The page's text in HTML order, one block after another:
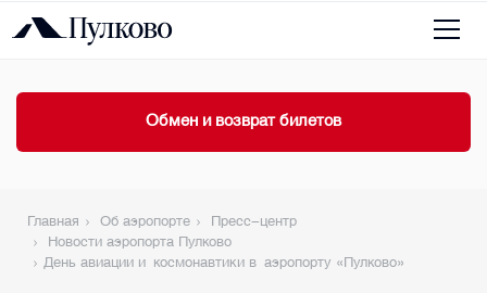
Обмен и возврат билетов
Главная Об аэропорте
Пресс-центр
Новости аэропорта Пулково
День авиации и космонавтики в аэропорту «Пулково»